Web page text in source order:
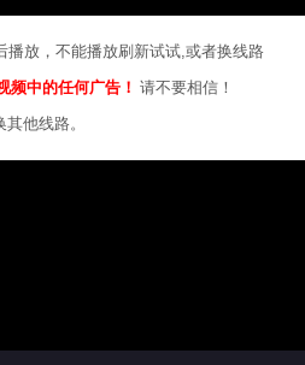
播放，不能播放刷新试试,或者换线路
频中的任何广告！ 请不要相信！
他线路。